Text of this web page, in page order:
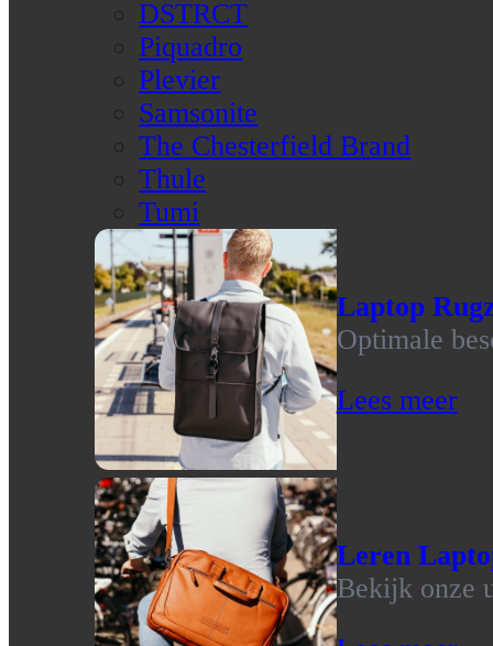
DSTRCT
Piquadro
Plevier
Samsonite
The Chesterfield Brand
Thule
Tumi
Laptop
Optimale
Lees meer
Leren
Bekijk onze